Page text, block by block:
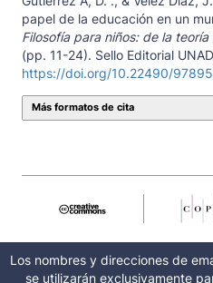
papel de la educación en un
Filosofía para niños: de la
(pp. 11-24). Sello Editorial
https://doi.org/10.22490/
Más formatos de cita
Los nombres y direcciones de
se utilizarán exclusivamente